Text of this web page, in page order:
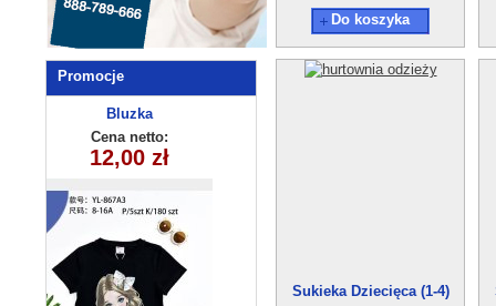
Promocje
Bluzka
dziecięca
YL-867A3(8-16)
5 szt
Cena netto:
12,00 zł
Bluzka
dziewczęca
(4-14) 6szt
Cena netto:
15,00 zł
Do koszyka
Sukieka Dziecięca (1-4)